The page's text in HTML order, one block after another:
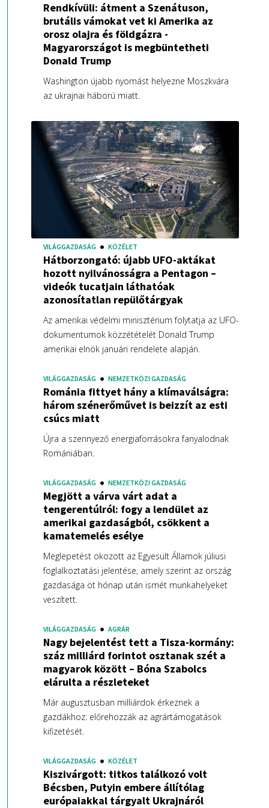
Rendkívüli: átment a Szenátuson,
brutális vámokat vet ki Amerika az
orosz olajra és földgázra -
Magyarországot is megbüntetheti
Donald Trump
Washington újabb nyomást helyezne Moszkvára
az ukrajnai háború miatt.
VILÁGGAZDASÁG KÖZÉLET
Hátborzongató: újabb UFO-aktákat
hozott nyilvánosságra a Pentagon –
videók tucatjain láthatóak
azonosítatlan repülőtárgyak
Az amerikai védelmi minisztérium folytatja az UFO-
dokumentumok közzétételét Donald Trump
amerikai elnök januári rendelete alapján.
VILÁGGAZDASÁG NEMZETKÖZI GAZDASÁG
Románia fittyet hány a klímaválságra:
három szénerőművet is beizzít az esti
csúcs miatt
Újra a szennyező energiaforrásokra fanyalodnak
Romániában.
VILÁGGAZDASÁG NEMZETKÖZI GAZDASÁG
Megjött a várva várt adat a
tengerentúlról: fogy a lendület az
amerikai gazdaságból, csökkent a
kamatemelés esélye
Meglepetést okozott az Egyesült Államok júliusi
foglalkoztatási jelentése, amely szerint az ország
gazdasága öt hónap után ismét munkahelyeket
veszített.
VILÁGGAZDASÁG AGRÁR
Nagy bejelentést tett a Tisza-kormány:
száz milliárd forintot osztanak szét a
magyarok között – Bóna Szabolcs
elárulta a részleteket
Már augusztusban milliárdok érkeznek a
gazdákhoz: előrehozzák az agrártámogatások
kifizetését.
VILÁGGAZDASÁG KÖZÉLET
Kiszivárgott: titkos találkozó volt
Bécsben, Putyin embere állítólag
európaiakkal tárgyalt Ukrajnáról